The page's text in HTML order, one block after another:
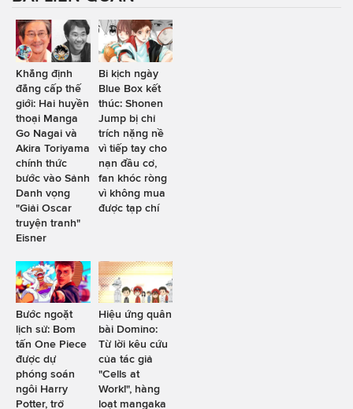
Khẳng định
đẳng cấp thế
giới: Hai huyền
thoại Manga
Go Nagai và
Akira Toriyama
chính thức
bước vào Sảnh
Danh vọng
"Giải Oscar
truyện tranh"
Eisner
Bi kịch ngày
Blue Box kết
thúc: Shonen
Jump bị chỉ
trích nặng nề
vì tiếp tay cho
nạn đầu cơ,
fan khóc ròng
vì không mua
được tạp chí
Bước ngoặt
lịch sử: Bom
tấn One Piece
được dự
phóng soán
ngôi Harry
Potter, trở
Hiệu ứng quân
bài Domino:
Từ lời kêu cứu
của tác giả
"Cells at
Work!", hàng
loạt mangaka